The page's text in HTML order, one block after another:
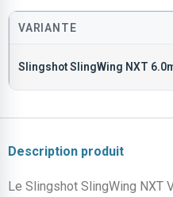
VARIANTE
Slingshot SlingWing NXT
Description produit
Le Slingshot SlingWing NXT